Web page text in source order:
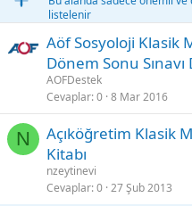
listelenir
Aöf Sosyoloji Klasik
Dönem Sonu
AOFDestek
Cevaplar 0 8 Mar 2016
N
Açıköğretim Klasik
Kitabı
nzeytinevi
Cevaplar 0 27 Şub 2013